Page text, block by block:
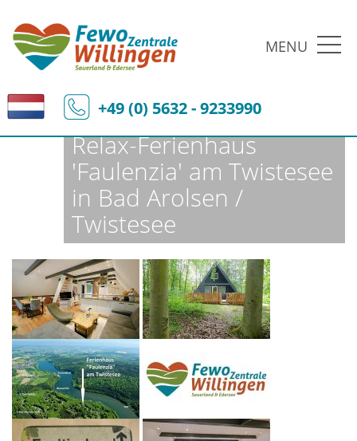
MENU
+49 (0) 5632 - 9233990
Fewo-Zentrale Willingen Ferienobjekte Fewo-Details
Relax-Ferienhaus
'Faulenzia' am Twistesee
in Bad Arolsen /
Twistesee